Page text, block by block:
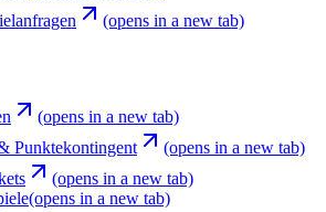
(opens in a new tab)
(opens in a new tab)
Punktekontingent
(opens in a new tab)
(opens in a new tab)
(opens in a new tab)